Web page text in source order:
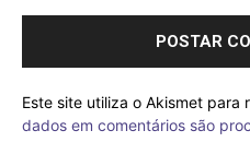
Este site utiliza o Akismet para
dados em comentários são